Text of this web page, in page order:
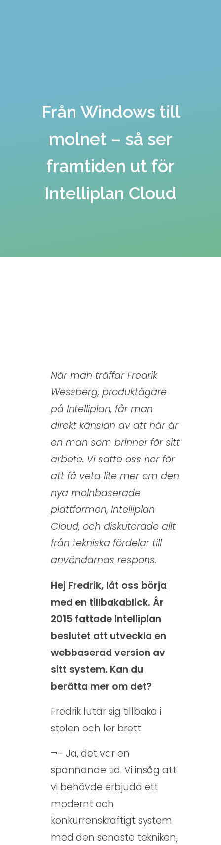
Från Windows till
molnet – så ser
framtiden ut för
Intelliplan Cloud
W
n
d
o
w
s
m
o
n
e
–
s
å
s
f
r
a
m
När man träffar Fredrik
Wessberg, produktägare
på Intelliplan, får man
direkt känslan av att här är
en man som brinner för sitt
arbete. Vi satte oss ner för
att få veta lite mer om den
nya molnbaserade
plattformen, Intelliplan
Cloud, och diskuterade allt
från tekniska fördelar till
användarnas respons.
Hej Fredrik, låt oss börja
med en tillbakablick. År
2015 fattade Intelliplan
beslutet att utveckla en
webbaserad version av
sitt system. Kan du
berätta mer om det?
Fredrik lutar sig tillbaka i
stolen och ler brett.
¬– Ja, det var en
spännande tid. Vi insåg att
vi behövde erbjuda ett
modernt och
konkurrenskraftigt system
med den senaste tekniken,